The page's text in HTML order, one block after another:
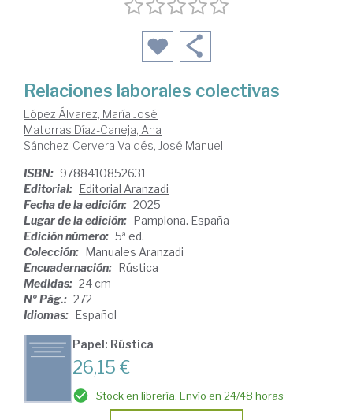
Relaciones laborales colectivas
López Álvarez, María José
Matorras Díaz-Caneja, Ana
Sánchez-Cervera Valdés, José Manuel
ISBN: 9788410852631
Editorial: Editorial Aranzadi
Fecha de la edición: 2025
Lugar de la edición: Pamplona. España
Edición número: 5ª ed.
Colección: Manuales Aranzadi
Encuadernación: Rústica
Medidas: 24 cm
Nº Pág.: 272
Idiomas: Español
Papel: Rústica
26,15 €
Stock en librería. Envío en 24/48 horas